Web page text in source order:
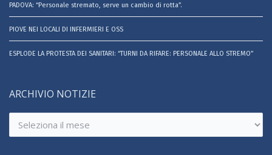
PADOVA: “Personale stremato, serve un cambio di rotta”.
PIOVE NEI LOCALI DI INFERMIERI E OSS
ESPLODE LA PROTESTA DEI SANITARI: “TURNI DA RIFARE: PERSONALE ALLO STREMO”
ARCHIVIO NOTIZIE
notizie